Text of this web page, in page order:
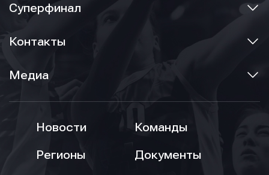
Суперфинал
Контакты
Медиа
Новости
Команды
Регионы
Документы